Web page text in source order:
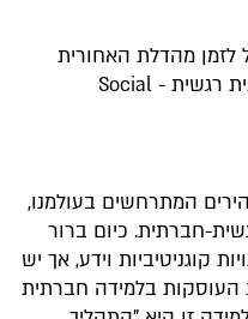
לזמן מהדלת האחורית
שילוב של מיומנויות למידה חברתית רגשית - Social
המתרחשים בעולמנו,
חברתית. כיום ברור
קוגניטיביות וידע, אך יש
העוסקות בלמידה חברתית